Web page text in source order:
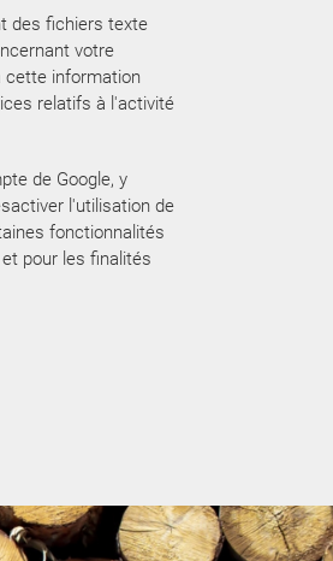
des fichiers texte
votre
cette information
relatifs à l'activité
de Google, y
l'utilisation de
fonctionnalités
pour les finalités